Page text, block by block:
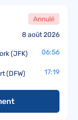
8 août 2026
Annulé
(JFK) 06:56
(DFW) 17:19